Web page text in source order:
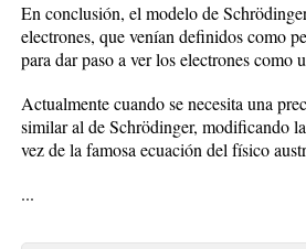
En conclusión, el modelo de
electrones, que venían definidos como
para dar paso a ver los electrones
Actualmente cuando se necesita una
similar al de Schrödinger, modificando
vez de la famosa ecuación del físico
...